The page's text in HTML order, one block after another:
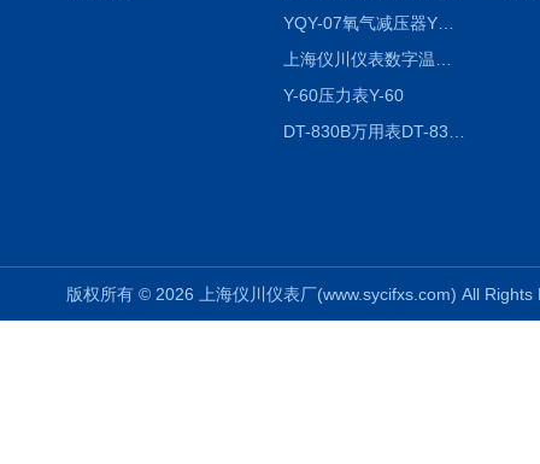
YQY-07氧气减压器YQY-07
Y-60压力表Y-60
版权所有 © 2026 上海仪川仪表厂(www.sycifxs.com) All